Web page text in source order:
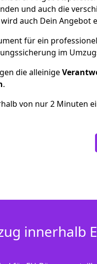
und auch die
auch Dein Angebot
für ein
im
die alleinige
.
von nur2 Minuten
innerhalb